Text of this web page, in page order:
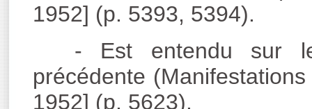
1952] (p. 5393, 5394).
- Est entendu sur
précédente
1952] (p. 5623).